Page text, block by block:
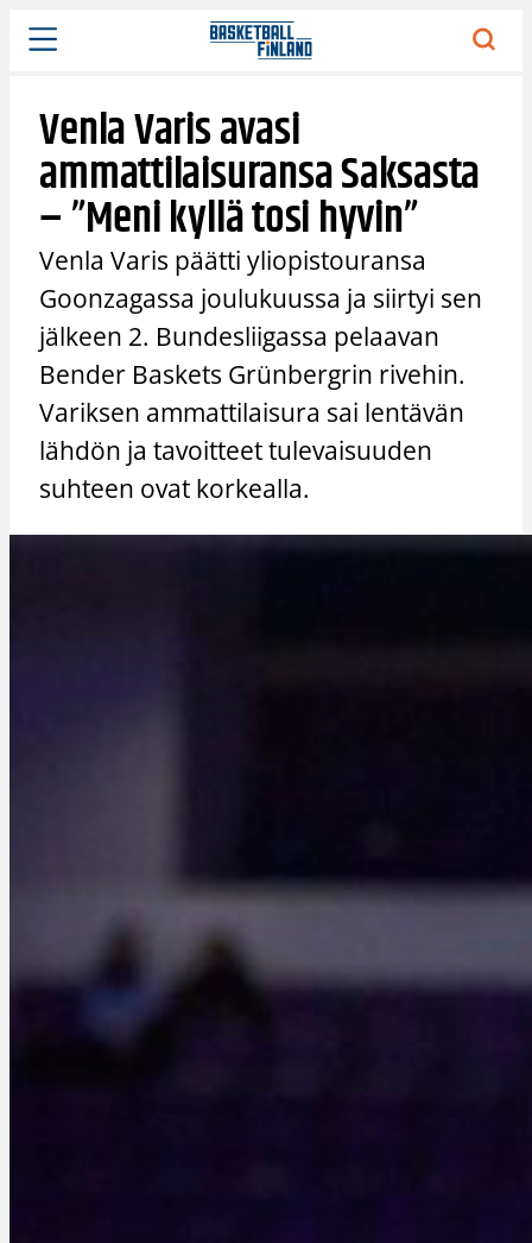
Siirry
sisältöön
Venla Varis avasi
ammattilaisuransa Saksasta
– ”Meni kyllä tosi hyvin”
Venla Varis päätti yliopistouransa
Goonzagassa joulukuussa ja siirtyi sen
jälkeen 2. Bundesliigassa pelaavan
Bender Baskets Grünbergrin rivehin.
Variksen ammattilaisura sai lentävän
lähdön ja tavoitteet tulevaisuuden
suhteen ovat korkealla.